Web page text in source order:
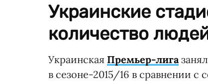
Украинские
количество
Украинская Премьер-лига
в сезоне-2015/16 в сравнении